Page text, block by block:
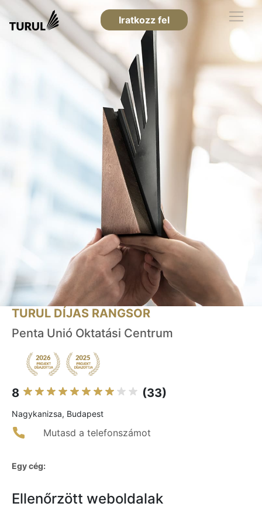
Iratkozz fel
TURUL DÍJAS RANGSOR
Penta Unió Oktatási Centrum
8 (33)
Nagykanizsa, Budapest
Mutasd a telefonszámot
Egy cég:
Ellenőrzött weboldalak